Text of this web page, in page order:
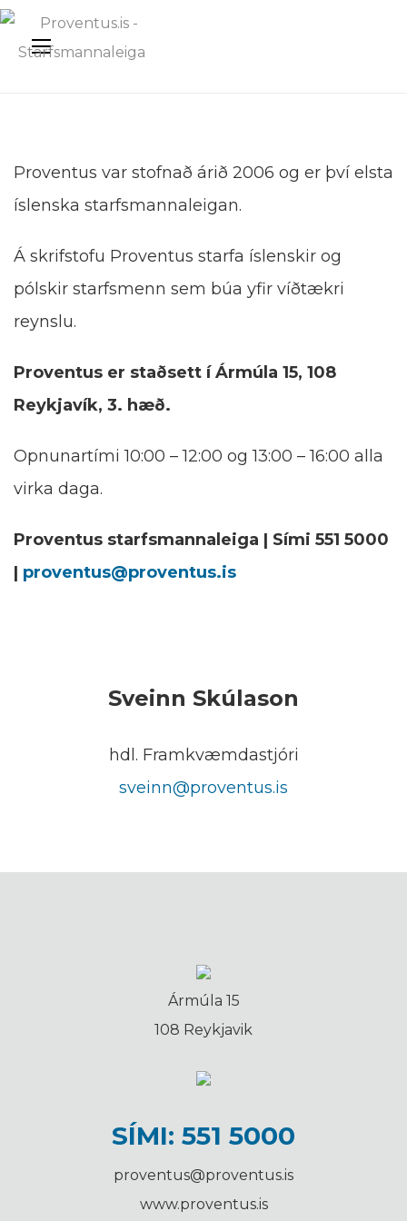
Proventus var stofnað árið 2006 og er því elsta
íslenska starfsmannaleigan.
Á skrifstofu Proventus starfa íslenskir og
pólskir starfsmenn sem búa yfir víðtækri
reynslu.
Proventus er staðsett í Ármúla 15, 108
Reykjavík, 3. hæð.
Opnunartími 10:00 – 12:00 og 13:00 – 16:00 alla
virka daga.
Proventus starfsmannaleiga | Sími 551 5000
| proventus@proventus.is
Sveinn Skúlason
hdl. Framkvæmdastjóri
sveinn@proventus.is
Ármúla 15
108 Reykjavik
SÍMI: 551 5000
proventus@proventus.is
www.proventus.is